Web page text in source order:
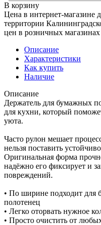
В корзину
Цена в интернет-магазине
территории
цен в розничных магазинах
Описание
Характеристики
Как купить
Наличие
Описание
Держатель для бумажных
для кухни, который
уюта.
Часто рулон мешает
нельзя поставить
Оригинальная форма
надёжно его фиксирует и
повреждений.
• По ширине подходит для
полотенец
• Легко оторвать нужное
• Просто очистить от